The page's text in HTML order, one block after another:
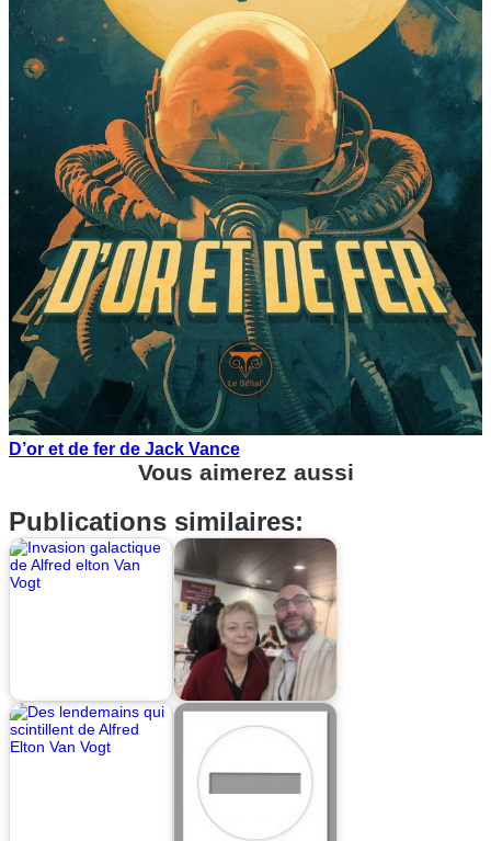
D’or et de fer de Jack Vance
Vous aimerez aussi
Publications similaires: